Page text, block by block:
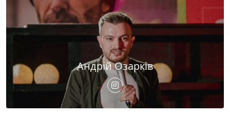
Андрій Озарків